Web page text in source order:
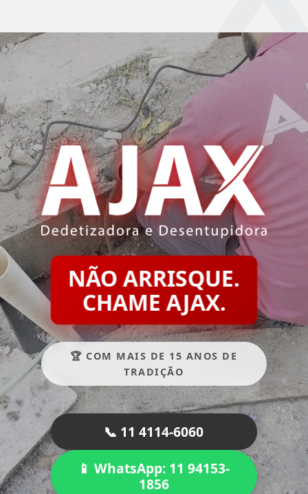
NÃO ARRISQUE.
CHAME AJAX.
🏆 COM MAIS DE 15 ANOS DE
TRADIÇÃO
📞 11 4114-6060
📱 WhatsApp: 11 94153-
1856